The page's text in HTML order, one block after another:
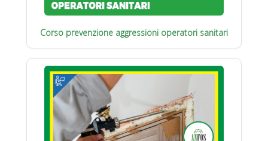
Corso prevenzione aggressioni operatori sanitari